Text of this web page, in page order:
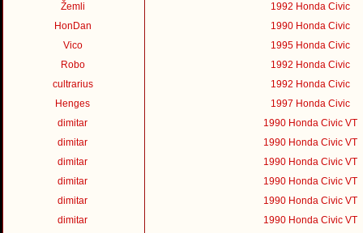
Žemli
1992 Honda Civic
HonDan
1990 Honda Civic
Vico
1995 Honda Civic
Robo
1992 Honda Civic
cultrarius
1992 Honda Civic
Henges
1997 Honda Civic
dimitar
1990 Honda Civic VT
dimitar
1990 Honda Civic VT
dimitar
1990 Honda Civic VT
dimitar
1990 Honda Civic VT
dimitar
1990 Honda Civic VT
dimitar
1990 Honda Civic VT